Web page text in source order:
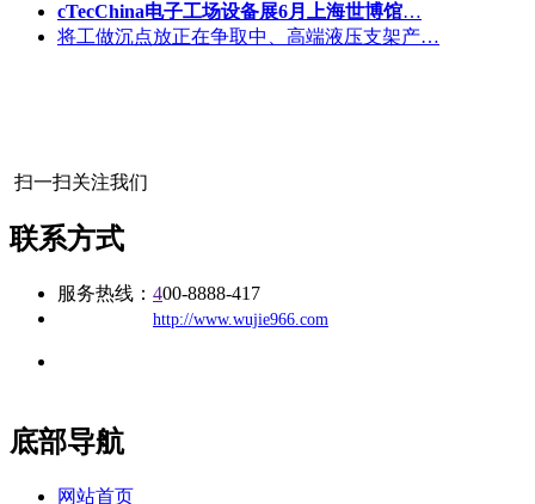
cTecChina电子工场设备展6月上海世博馆…
将工做沉点放正在争取中、高端液压支架产…
扫一扫关注我们
联系方式
服务热线： 400-8888-417
http://www.wujie966.com
底部导航
网站首页